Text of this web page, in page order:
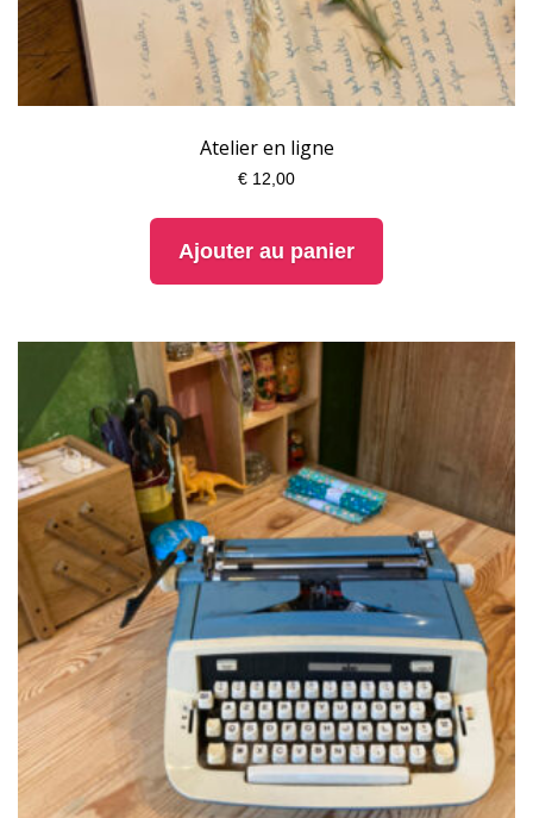
Atelier en ligne
€ 12,00
Ajouter au panier